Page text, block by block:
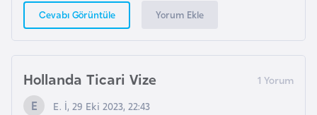
Cevabı Görüntüle Yorum Ekle
Hollanda Ticari Vize
E. İ, 29 Eki 2023, 22:43
i
s
t
n